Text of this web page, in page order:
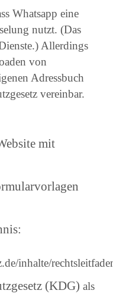
Whatsapp eine
nutzt. (Das
Allerdings
von
Adressbuch
vereinbar.
mit
inhalte/
(KDG) als